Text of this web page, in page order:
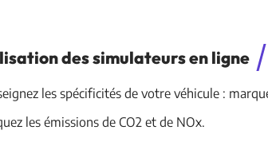
des simulateurs en ligne
les spécificités de votre véhicule :
les émissions de CO2 et de NOx.